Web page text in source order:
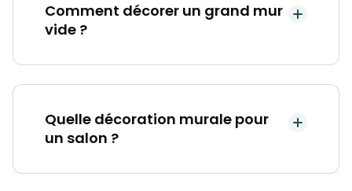
Comment décorer un grand mur
vide ?
Quelle décoration murale pour
un salon ?